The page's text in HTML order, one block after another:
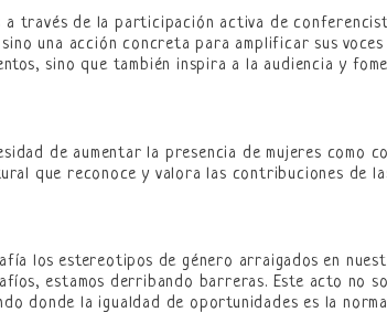
a través de la participación activa de
una acción concreta para amplificar sus
sino que también inspira a la audiencia y
de aumentar la presencia de mujeres como
que reconoce y valora las contribuciones de
los estereotipos de género arraigados en
estamos derribando barreras. Este acto no
donde la igualdad de oportunidades es la